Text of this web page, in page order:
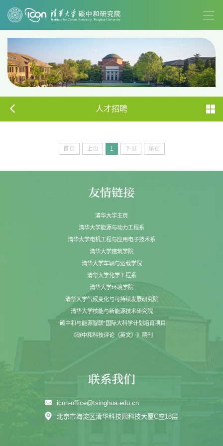
人才招聘
首页 上页 1 下页 尾页
清华大学主页
清华大学能源与动力工程系
清华大学电机工程与应用电子技术系
清华大学建筑学院
清华大学车辆与运载学院
清华大学化学工程系
清华大学环境学院
清华大学气候变化与可持续发展研究院
清华大学核能与新能源技术研究院
“碳中和与能源智联”国际大科学计划培育项目
《碳中和科技评论（英文）》期刊
icon-office@tsinghua.edu.cn
北京市海淀区清华科技园科技大厦C座18层